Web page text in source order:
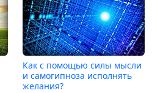
Как с помощью силы мысли
и самогипноза исполнять
желания?